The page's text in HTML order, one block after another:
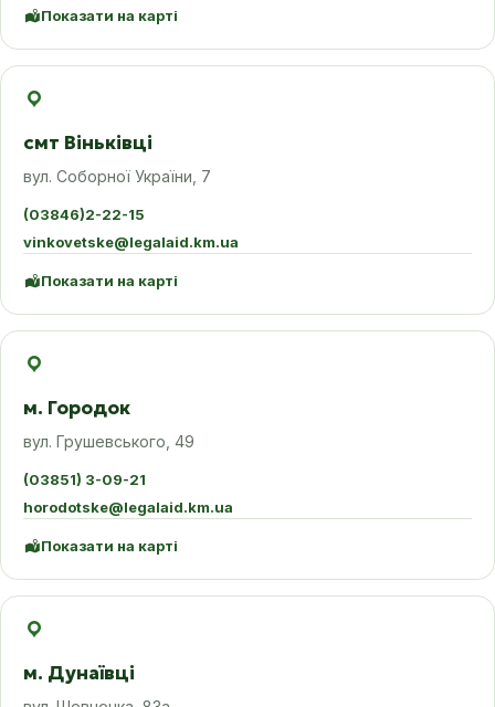
Показати на карті
смт Віньківці
вул. Соборної України, 7
(03846)2-22-15
vinkovetske@legalaid.km.ua
Показати на карті
м. Городок
вул. Грушевського, 49
(03851) 3-09-21
horodotske@legalaid.km.ua
Показати на карті
м. Дунаївці